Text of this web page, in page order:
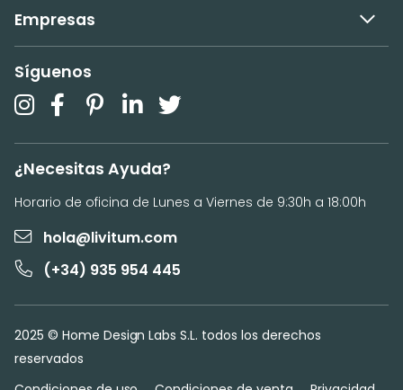
Empresas
Síguenos
¿Necesitas Ayuda?
Horario de oficina de Lunes a Viernes de 9:30h a 18:00h
hola@livitum.com
(+34) 935 954 445
2025 © Home Design Labs S.L. todos los derechos
reservados